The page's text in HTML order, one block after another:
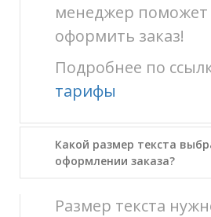
менеджер поможет
оформить заказ!
Подробнее по
тарифы
Какой размер текста
оформлении заказа?
Размер текста